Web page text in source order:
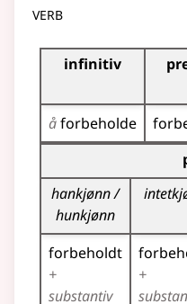
verb
Bøyingstabell for
infinitiv
åforbeholde
Bøyingstabell for
hankjønn /
hunkjønn
forbeholdt
+
substantiv
+